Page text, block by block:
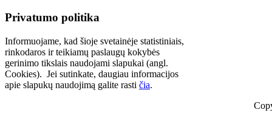
Privatumo politika
Informuojame, kad šioje svetainėje statistiniais,
rinkodaros ir teikiamų paslaugų kokybės
gerinimo tikslais naudojami slapukai (angl.
Cookies). Jei sutinkate, daugiau informacijos
apie slapukų naudojimą galite rasti čia.